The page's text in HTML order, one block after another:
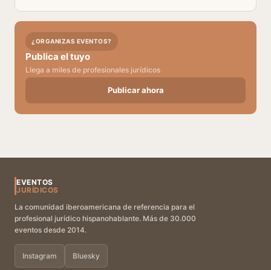
¿ORGANIZAS EVENTOS?
Publica el tuyo
Llega a miles de profesionales jurídicos
Publicar ahora
EVENTOS
JURÍDICOS
La comunidad iberoamericana de referencia para el
profesional jurídico hispanohablante. Más de 30.000
eventos desde 2014.
Instagram Bluesky